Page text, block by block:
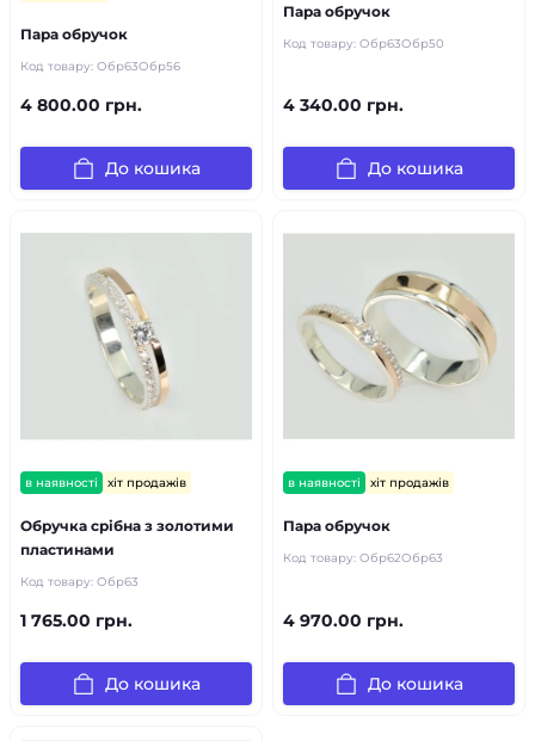
Пара обручок
Код товару: Обр63Обр56
4 800.00 грн.
До кошика
Пара обручок
Код товару: Обр63Обр50
4 340.00 грн.
До кошика
в наявності хіт продажів
Обручка срібна з золотими
пластинами
Код товару: Обр63
1 765.00 грн.
До кошика
в наявності хіт продажів
Пара обручок
Код товару: Обр62Обр63
4 970.00 грн.
До кошика